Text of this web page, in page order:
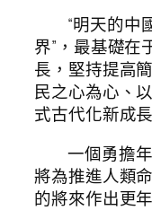
“明天的中
界”，最基礎在
長，堅持提高
民之心為心、
式古代化新成
一個勇擔
將為推進人類
的將來作出更